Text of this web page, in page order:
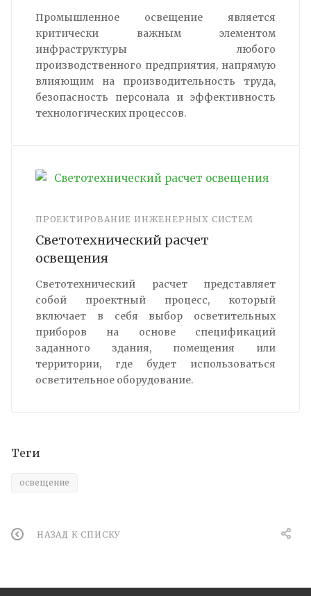
Промышленное освещение является
критически важным элементом
инфраструктуры любого
производственного предприятия, напрямую
влияющим на производительность труда,
безопасность персонала и эффективность
технологических процессов.
ПРОЕКТИРОВАНИЕ ИНЖЕНЕРНЫХ СИСТЕМ
Светотехнический расчет
освещения
Светотехнический расчет представляет
собой проектный процесс, который
включает в себя выбор осветительных
приборов на основе спецификаций
заданного здания, помещения или
территории, где будет использоваться
осветительное оборудование.
Теги
освещение
НАЗАД К СПИСКУ